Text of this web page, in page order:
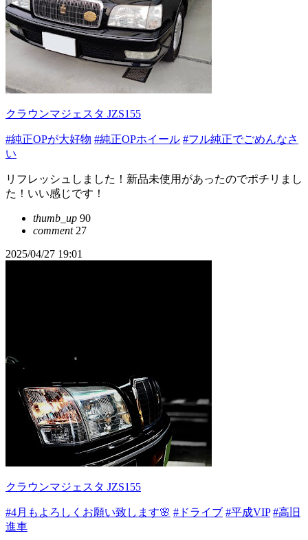
クラウンマジェスタ JZS155
#純正OPが大好物 #純正OPホイール #フル純正でごめんなさ
い
リフレッシュしました！新品未使用があったのでポチリまし
た！いい感じです！
thumb_up 90
comment27
2025/04/27 19:01
クラウンマジェスタ JZS155
#4月もよろしくお願い致します🌸 #ドライブ #平成VIP #高旧
進車